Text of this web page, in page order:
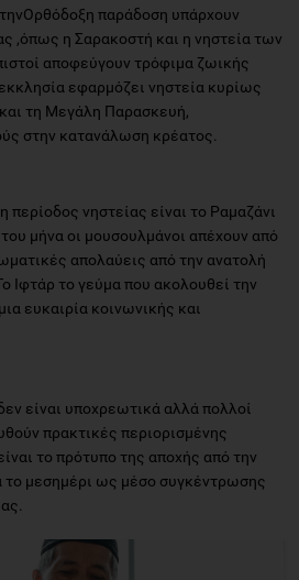
παράδοση υπάρχουν
,όπως η Σαρακοστή και η νηστεία των
αποφεύγουν τρόφιμα ζωικής
εφαρμόζει νηστεία κυρίως
τη Μεγάλη Παρασκευή,
στην κατανάλωση κρέατος.
περίοδος νηστείας είναι το Ραμαζάνι
μήνα οι μουσουλμάνοι απέχουν από
απολαύεις από την ανατολή
Ιφτάρ το γεύμα που ακολουθεί την
ευκαιρία κοινωνικής και
είναι υποχρεωτικά αλλά πολλοί
πρακτικές περιορισμένης
το πρότυπο της αποχής από την
μεσημέρι ως μέσο συγκέντρωσης